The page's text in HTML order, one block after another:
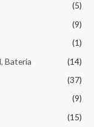
(5)
(9)
(1)
Bateria
(14)
(37)
(9)
(15)